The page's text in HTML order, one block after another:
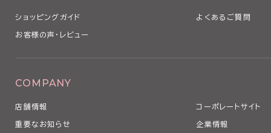
ショッピングガイド よくあるご質問
お客様の声・レビュー
COMPANY
店舗情報 コーポレートサイト
重要なお知らせ 企業情報